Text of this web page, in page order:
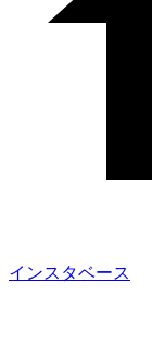
インスタベース